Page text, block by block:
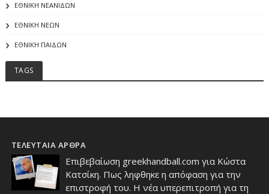
ΕΘΝΙΚΗ ΝΕΑΝΙΔΩΝ
ΕΘΝΙΚΗ ΝΕΩΝ
ΕΘΝΙΚΗ ΠΑΙΔΩΝ
TAGS
ΤΕΛΕΥΤΑΙΑ ΑΡΘΡΑ
Επιβεβαίωση greekhandball.com για Κώστα
Κατσίκη. Πως ληφθηκε η απόφαση για την
επιστροφή του. Η νέα υπερεπιτροπή για τη